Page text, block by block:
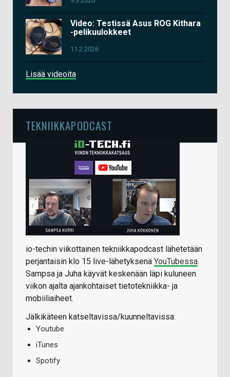
Video: Testissä Asus ROG Kithara
-pelikuulokkeet
11.2.2026
Lisää videoita
TEKNIIKKAPODCAST
io-techin viikottainen tekniikkapodcast lähetetään
perjantaisin klo 15 live-lähetyksenä YouTubessa.
Sampsa ja Juha käyvät keskenään läpi kuluneen
viikon ajalta ajankohtaiset tietotekniikka- ja
mobiiliaiheet.
Jälkikäteen katseltavissa/kuunneltavissa:
Youtube
iTunes
Spotify